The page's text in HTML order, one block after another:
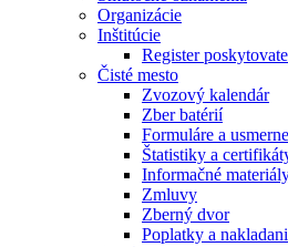
Organizácie
Inštitúcie
Register
Čisté mesto
Zvozový kalendár
Zber batérií
Formuláre a
Štatistiky a
Informačné
Zmluvy
Zberný dvor
Poplatky a